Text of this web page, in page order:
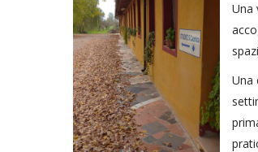
Hit enter to search or ESC to close
Una
Una